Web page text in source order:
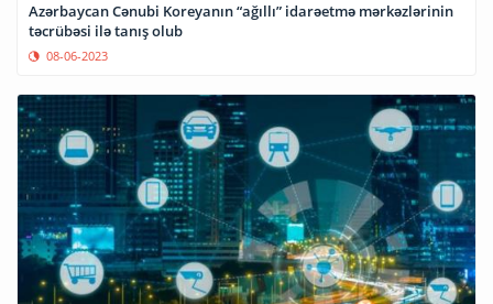
Azərbaycan Cənubi Koreyanın “ağıllı” idarəetmə mərkəzlərinin
təcrübəsi ilə tanış olub
08-06-2023